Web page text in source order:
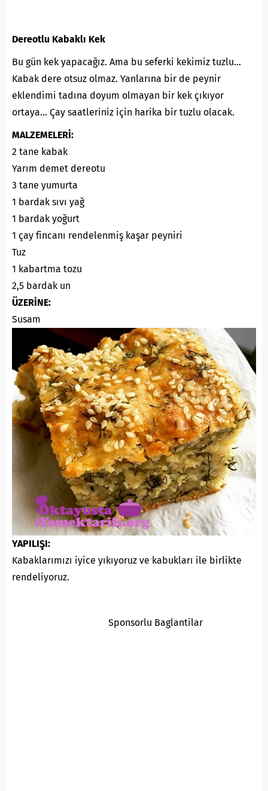
Dereotlu Kabaklı Kek
Bu gün kek yapacağız. Ama bu seferki kekimiz tuzlu…
Kabak dere otsuz olmaz. Yanlarına bir de peynir
eklendimi tadına doyum olmayan bir kek çıkıyor
ortaya… Çay saatleriniz için harika bir tuzlu olacak.
MALZEMELERİ:
2 tane kabak
Yarım demet dereotu
3 tane yumurta
1 bardak sıvı yağ
1 bardak yoğurt
1 çay fincanı rendelenmiş kaşar peyniri
Tuz
1 kabartma tozu
2,5 bardak un
ÜZERİNE:
Susam
YAPILIŞI:
Kabaklarımızı iyice yıkıyoruz ve kabukları ile birlikte
rendeliyoruz.
Sponsorlu Baglantilar